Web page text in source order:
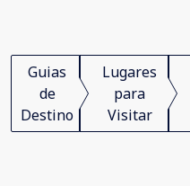
Guias
de
Destino
Lugares
para
Visitar